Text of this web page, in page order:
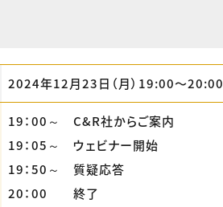
2024年12月23日（月）19:00〜20:00
19：00～ C&R社からご案内
19：05～ ウェビナー開始
19：50～ 質疑応答
20：00 終了